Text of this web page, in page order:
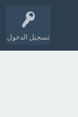
تسجيل الدخول